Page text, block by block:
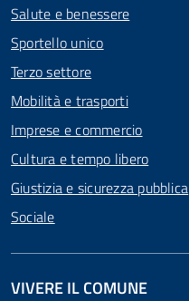
Salute e benessere
Sportello unico
Terzo settore
Mobilità e trasporti
Imprese e commercio
Cultura e tempo libero
Giustizia e sicurezza pubblica
Sociale
VIVERE IL COMUNE